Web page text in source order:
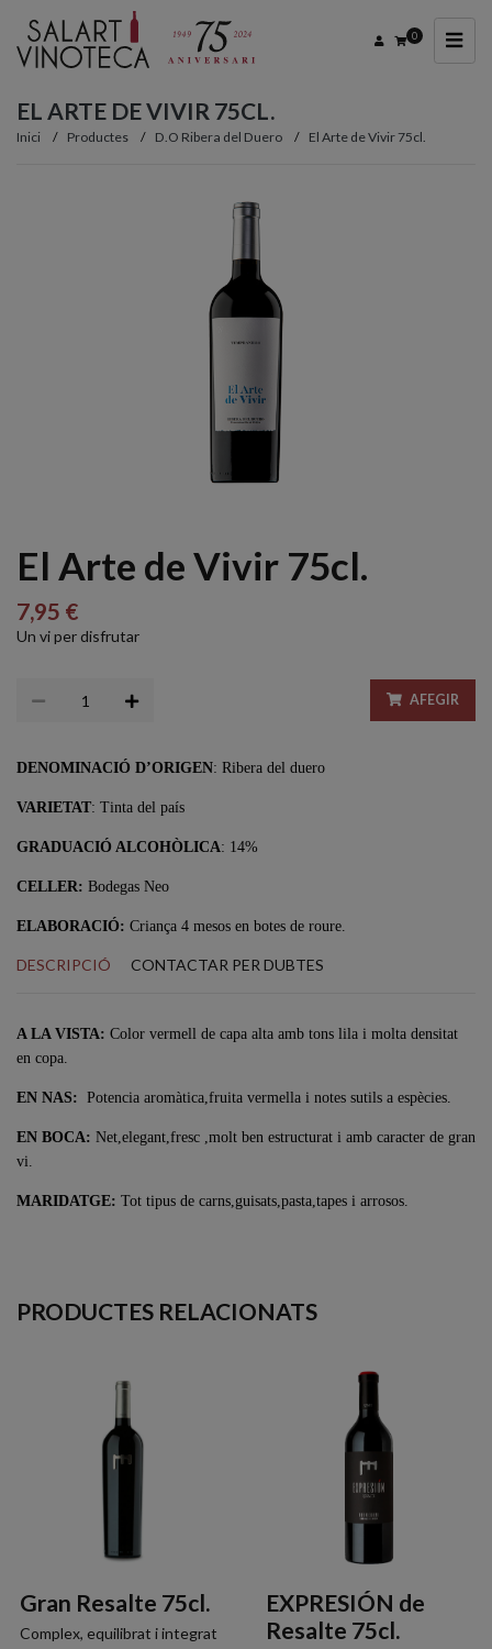
0
EL ARTE DE VIVIR 75CL.
Inici Productes D.O Ribera del Duero El Arte de Vivir 75cl.
El Arte de Vivir 75cl.
7,95 €
Un vi per disfrutar
AFEGIR
DENOMINACIÓ D’ORIGEN: Ribera del duero
VARIETAT: Tinta del país
GRADUACIÓ ALCOHÒLICA: 14%
CELLER: Bodegas Neo
ELABORACIÓ: Criança 4 mesos en botes de roure.
DESCRIPCIÓ CONTACTAR PER DUBTES
A LA VISTA: Color vermell de capa alta amb tons lila i molta densitat
en copa.
EN NAS: Potencia aromàtica,fruita vermella i notes sutils a espècies.
EN BOCA: Net,elegant,fresc ,molt ben estructurat i amb caracter de gran
vi.
MARIDATGE: Tot tipus de carns,guisats,pasta,tapes i arrosos.
PRODUCTES RELACIONATS
Gran Resalte 75cl.
Complex, equilibrat i integrat
EXPRESIÓN de
Resalte 75cl.